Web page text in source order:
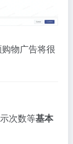
物广告将很
次数等基本